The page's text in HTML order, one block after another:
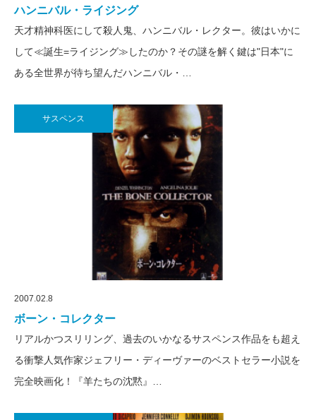
ハンニバル・ライジング
天才精神科医にして殺人鬼、ハンニバル・レクター。彼はいかに
して≪誕生=ライジング≫したのか？その謎を解く鍵は"日本"に
ある全世界が待ち望んだハンニバル・…
サスペンス
2007.02.8
ボーン・コレクター
リアルかつスリリング、過去のいかなるサスペンス作品をも超え
る衝撃人気作家ジェフリー・ディーヴァーのベストセラー小説を
完全映画化！『羊たちの沈黙』…